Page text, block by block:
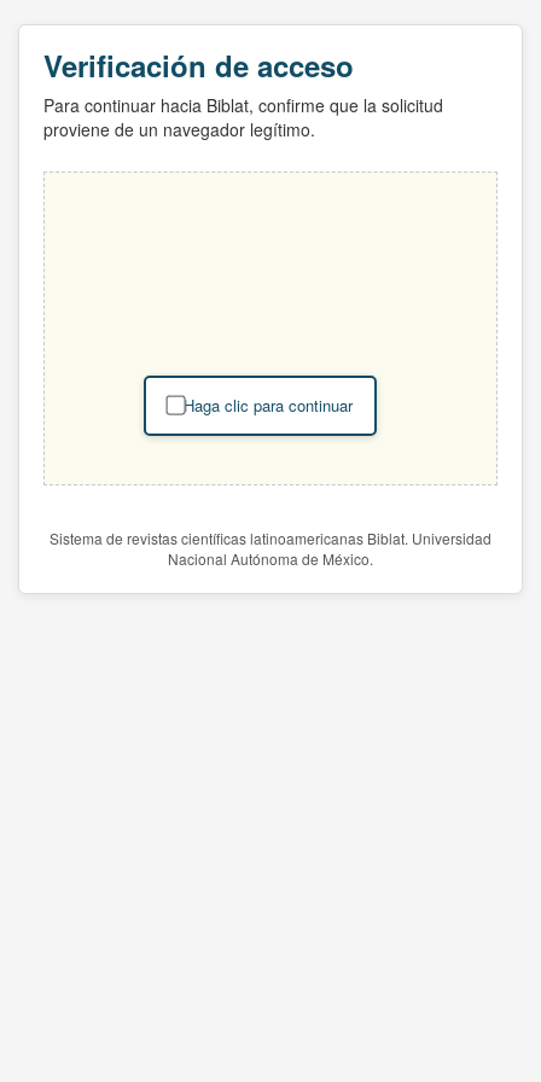
Verificación de acceso
Para continuar hacia Biblat, confirme que la solicitud
proviene de un navegador legítimo.
Haga clic para continuar
Sistema de revistas científicas latinoamericanas Biblat. Universidad
Nacional Autónoma de México.